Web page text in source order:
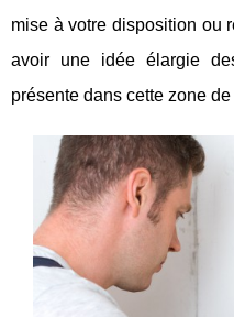
mise à votre disposition ou
avoir une idée élargie
présente dans cette zone